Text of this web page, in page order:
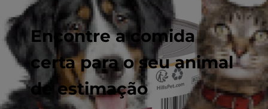
Encontre a comida
certa para o seu animal
de estimação